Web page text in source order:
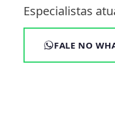
Especialistas
FALE NO